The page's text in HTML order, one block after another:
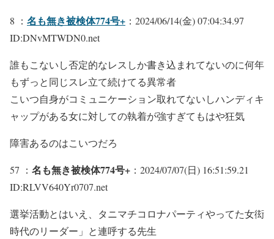
8 ： 名も無き被検体774号+ ：2024/06/14(金) 07:04:34.97
ID:DNvMTWDN0.net
誰もこないし否定的なレスしか書き込まれてないのに何年
もずっと同じスレ立て続けてる異常者
こいつ自身がコミュニケーション取れてないしハンディキ
ャップがある女に対しての執着が強すぎてもはや狂気
障害あるのはこいつだろ
57 ： 名も無き被検体774号+ ：2024/07/07(日) 16:51:59.21
ID:RLVV640Yr0707.net
選挙活動とはいえ、タニマチコロナパーティやってた女衒
時代のリーダー」と連呼する先生